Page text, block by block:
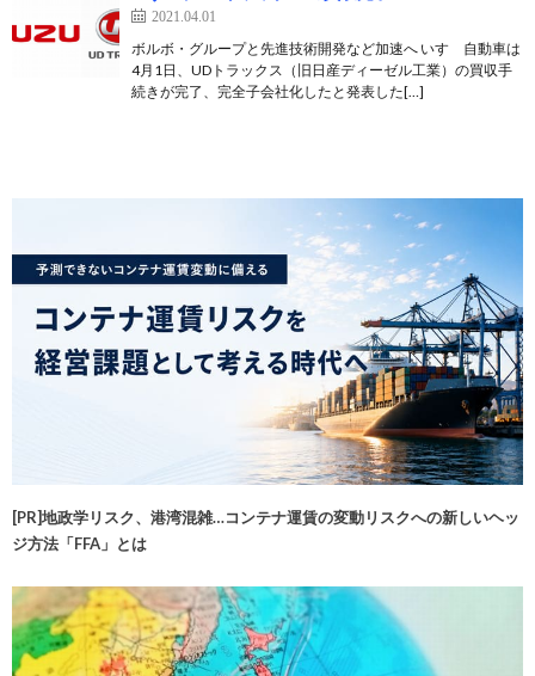
2021.04.01
ボルボ・グループと先進技術開発など加速へ いすゞ自動車は
4月1日、UDトラックス（旧日産ディーゼル工業）の買収手
続きが完了、完全子会社化したと発表した[…]
[PR]地政学リスク、港湾混雑…コンテナ運賃の変動リスクへの新しいヘッ
ジ方法「FFA」とは